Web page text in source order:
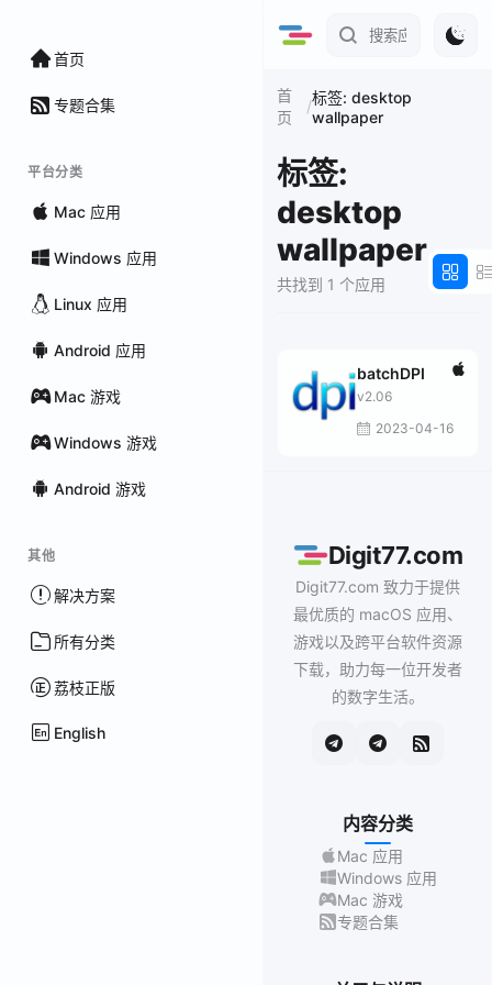
首页
专题合集
平台分类
Mac 应用
Windows 应用
Linux 应用
Android 应用
Mac 游戏
Windows 游戏
Android 游戏
其他
解决方案
所有分类
荔枝正版
English
首
页
/标签: desktop
wallpaper
标签:
desktop
wallpaper
共找到 1 个应用
batchDPI
v2.06
2023-04-16
Digit77.com
Digit77.com 致力于提供
最优质的 macOS 应用、
游戏以及跨平台软件资源
下载，助力每一位开发者
的数字生活。
内容分类
Mac 应用
Windows 应用
Mac 游戏
专题合集